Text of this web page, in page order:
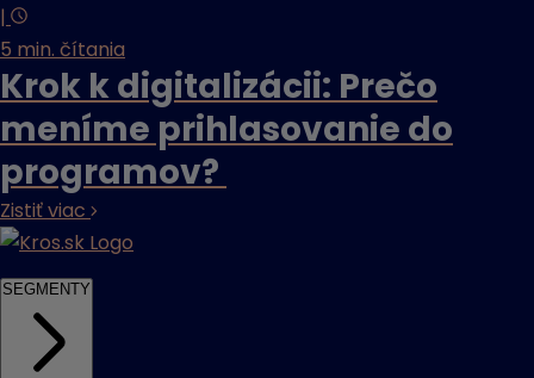
|
5 min. čítania
Krok k digitalizácii: Prečo
meníme prihlasovanie do
programov?
Zistiť viac
SEGMENTY